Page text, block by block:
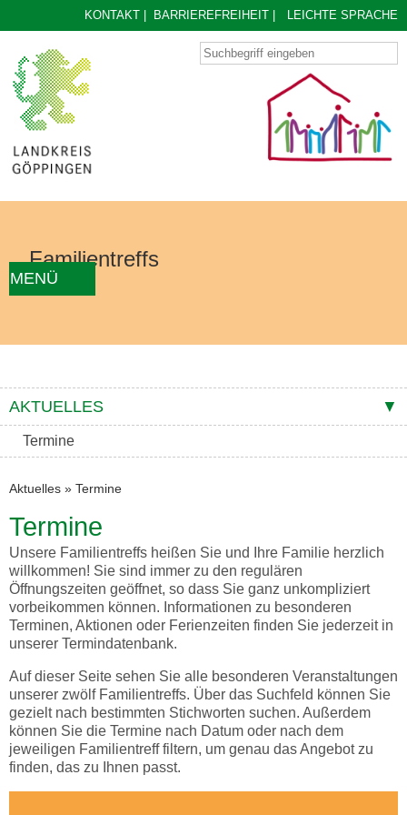
KONTAKT BARRIEREFREIHEIT LEICHTE SPRACHE
MENÜ
KONZEPT KONTAKTE
Familientreffs
AKTUELLES
Termine
Aktuelles » Termine
Termine
Unsere Familientreffs heißen Sie und Ihre Familie herzlich
willkommen! Sie sind immer zu den regulären
Öffnungszeiten geöffnet, so dass Sie ganz unkompliziert
vorbeikommen können. Informationen zu besonderen
Terminen, Aktionen oder Ferienzeiten finden Sie jederzeit in
unserer Termindatenbank.
Auf dieser Seite sehen Sie alle besonderen Veranstaltungen
unserer zwölf Familientreffs. Über das Suchfeld können Sie
gezielt nach bestimmten Stichworten suchen. Außerdem
können Sie die Termine nach Datum oder nach dem
jeweiligen Familientreff filtern, um genau das Angebot zu
finden, das zu Ihnen passt.